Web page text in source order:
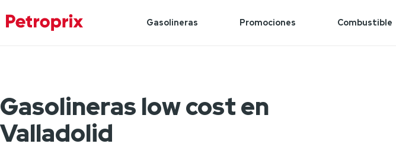
Gasolineras Promociones Combustible
Gasolineras low cost en
Valladolid